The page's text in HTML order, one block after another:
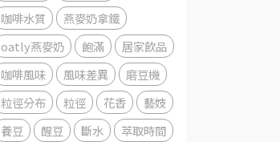
咖啡水質
燕麥奶拿鐵
oatly燕麥奶
飽滿
居家飲品
咖啡風味
風味差異
磨豆機
粒徑分布
粒徑 花香
藝妓
養豆
醒豆 斷水
萃取時間